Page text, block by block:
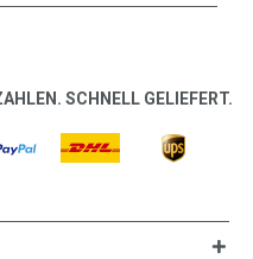
SCHNELL GELIEFERT.